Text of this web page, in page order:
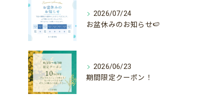
2026/07/24
お盆休みのお知らせ🍉
2026/06/23
期間限定クーポン！